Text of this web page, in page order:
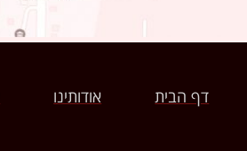
דף הבית אודותינו